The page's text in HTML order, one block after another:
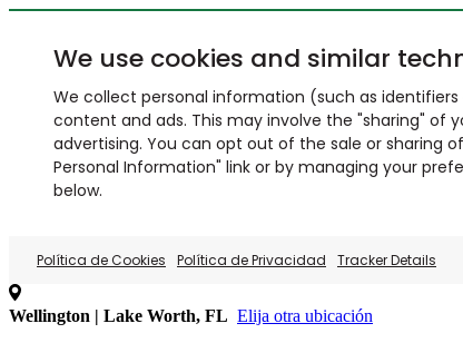
We use cookies and similar
We collect personal information (such as
content and ads. This may involve the "sharing" of
advertising. You can opt out of the sale or sharing
Personal Information" link or by managing your
below.
Política de Cookies Política de Privacidad Tracker Details
Wellington | Lake Worth, FL Elija otra ubicación